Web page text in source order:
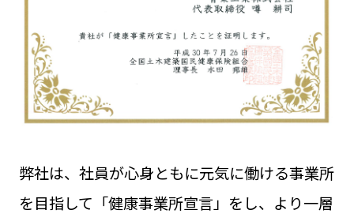
弊社は、社員が心身ともに元気に働ける事業所
を目指して「健康事業所宣言」をし、より一層